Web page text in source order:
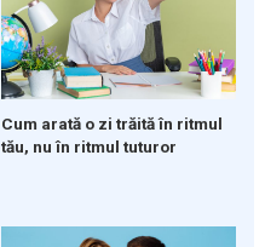
Cum arată o zi trăită în ritmul
tău, nu în ritmul tuturor